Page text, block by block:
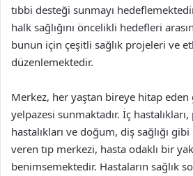
tıbbi desteği sunmayı
halk sağlığını öncelikli hedefleri
bunun için çeşitli sağlık projeleri ve
düzenlemektedir.
Merkez, her yaştan bireye hitap
yelpazesi sunmaktadır. İç
hastalıkları ve doğum, diş sağlığı
veren tıp merkezi, hasta odaklı bir
benimsemektedir. Hastaların sağlık